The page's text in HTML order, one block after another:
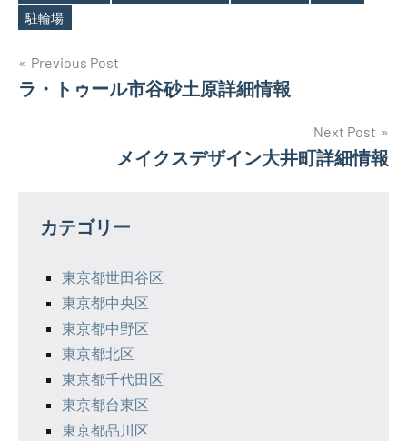
駐輪場
投
稿
ー
Previous Post
ラ・トゥール市谷砂土原詳細情報
Next Post
メイクスデザイン大井町詳細情報
カテゴリー
東京都世田谷区
東京都中央区
東京都中野区
東京都北区
東京都千代田区
東京都台東区
東京都品川区